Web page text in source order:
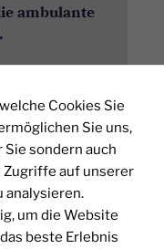
ambulante
sehr ernst.
Holstein
beitragen,
Ärzteschaft
die
Cookies Sie
Sie uns,
sondern auch
Zugriffe auf unserer
analysieren.
um die Website
beste Erlebnis